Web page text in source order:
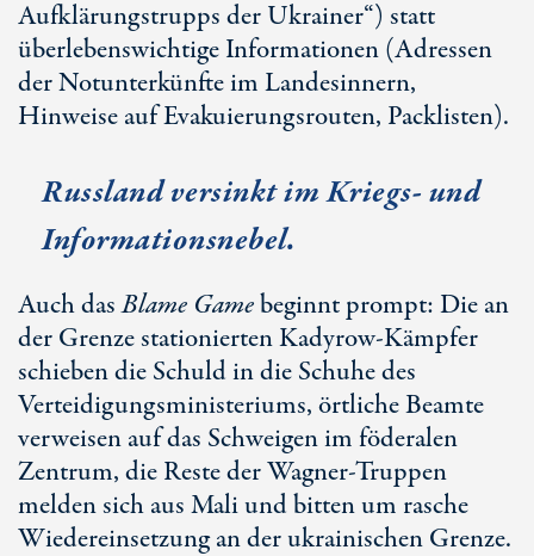
Aufklärungstrupps der Ukrainer“) statt
überlebenswichtige Informationen (Adressen
der Notunterkünfte im Landesinnern,
Hinweise auf Evakuierungsrouten, Packlisten).
Russland versinkt im Kriegs- und
Informationsnebel.
Auch dasBlame Gamebeginnt prompt: Die an
der Grenze stationierten Kadyrow-Kämpfer
schieben die Schuld in die Schuhe des
Verteidigungsministeriums, örtliche Beamte
verweisen auf das Schweigen im föderalen
Zentrum, die Reste der Wagner-Truppen
melden sich aus Mali und bitten um rasche
Wiedereinsetzung an der ukrainischen Grenze.